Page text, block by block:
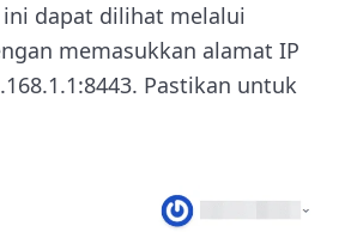
ini dapat dilihat melalui
memasukkan alamat IP
Pastikan untuk